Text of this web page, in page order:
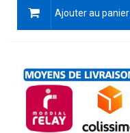
Ajouter au panier